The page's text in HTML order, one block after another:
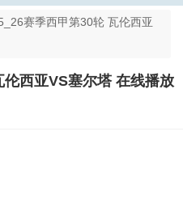
赛季西甲第30轮 瓦伦西亚
西亚VS塞尔塔 在线播放